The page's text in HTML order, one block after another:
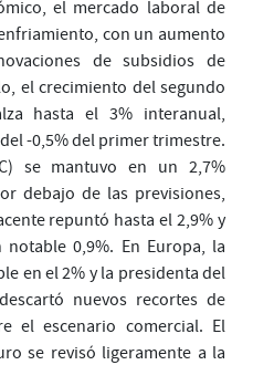
el mercado laboral de
con un aumento
de subsidios de
el crecimiento del segundo
hasta el 3% interanual,
-0,5% del primer trimestre.
se mantuvo en un 2,7%
debajo de las previsiones,
repuntó hasta el 2,9% y
0,9%. En Europa, la
en el 2% y la presidenta del
nuevos recortes de
el escenario comercial. El
se revisó ligeramente a la